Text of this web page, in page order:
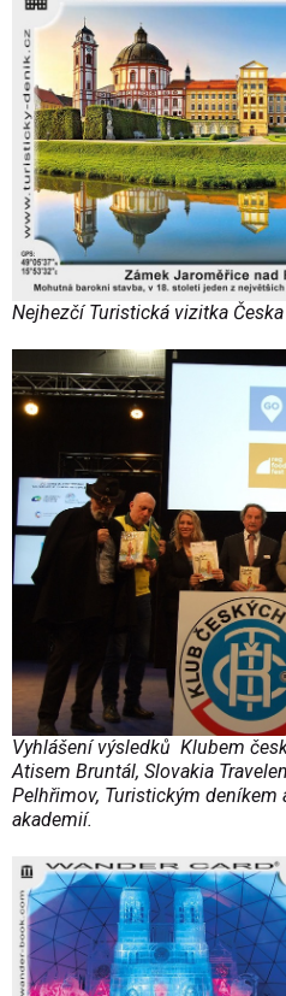
Nejhezčí Turistická vizitka
Vyhlášení výsledků Klubem
Atisem Bruntál, Slovakia
Pelhřimov, Turistickým deníkem
akademií.